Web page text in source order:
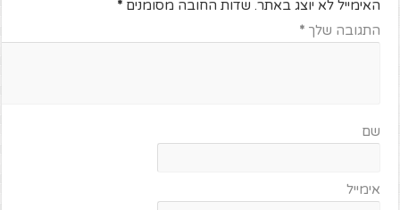
האימייל לא יוצג באתר. שדות החובה מסומנים*
התגובה שלך*
שם
אימייל